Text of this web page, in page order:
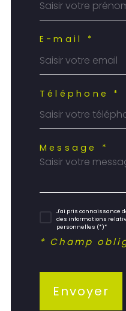
E-mail *
Téléphone *
Message *
J'ai pris connaissance
des informations
personnelles (*)*
* Champ
Envoyer